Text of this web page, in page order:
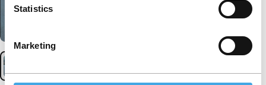
Statistics
Marketing